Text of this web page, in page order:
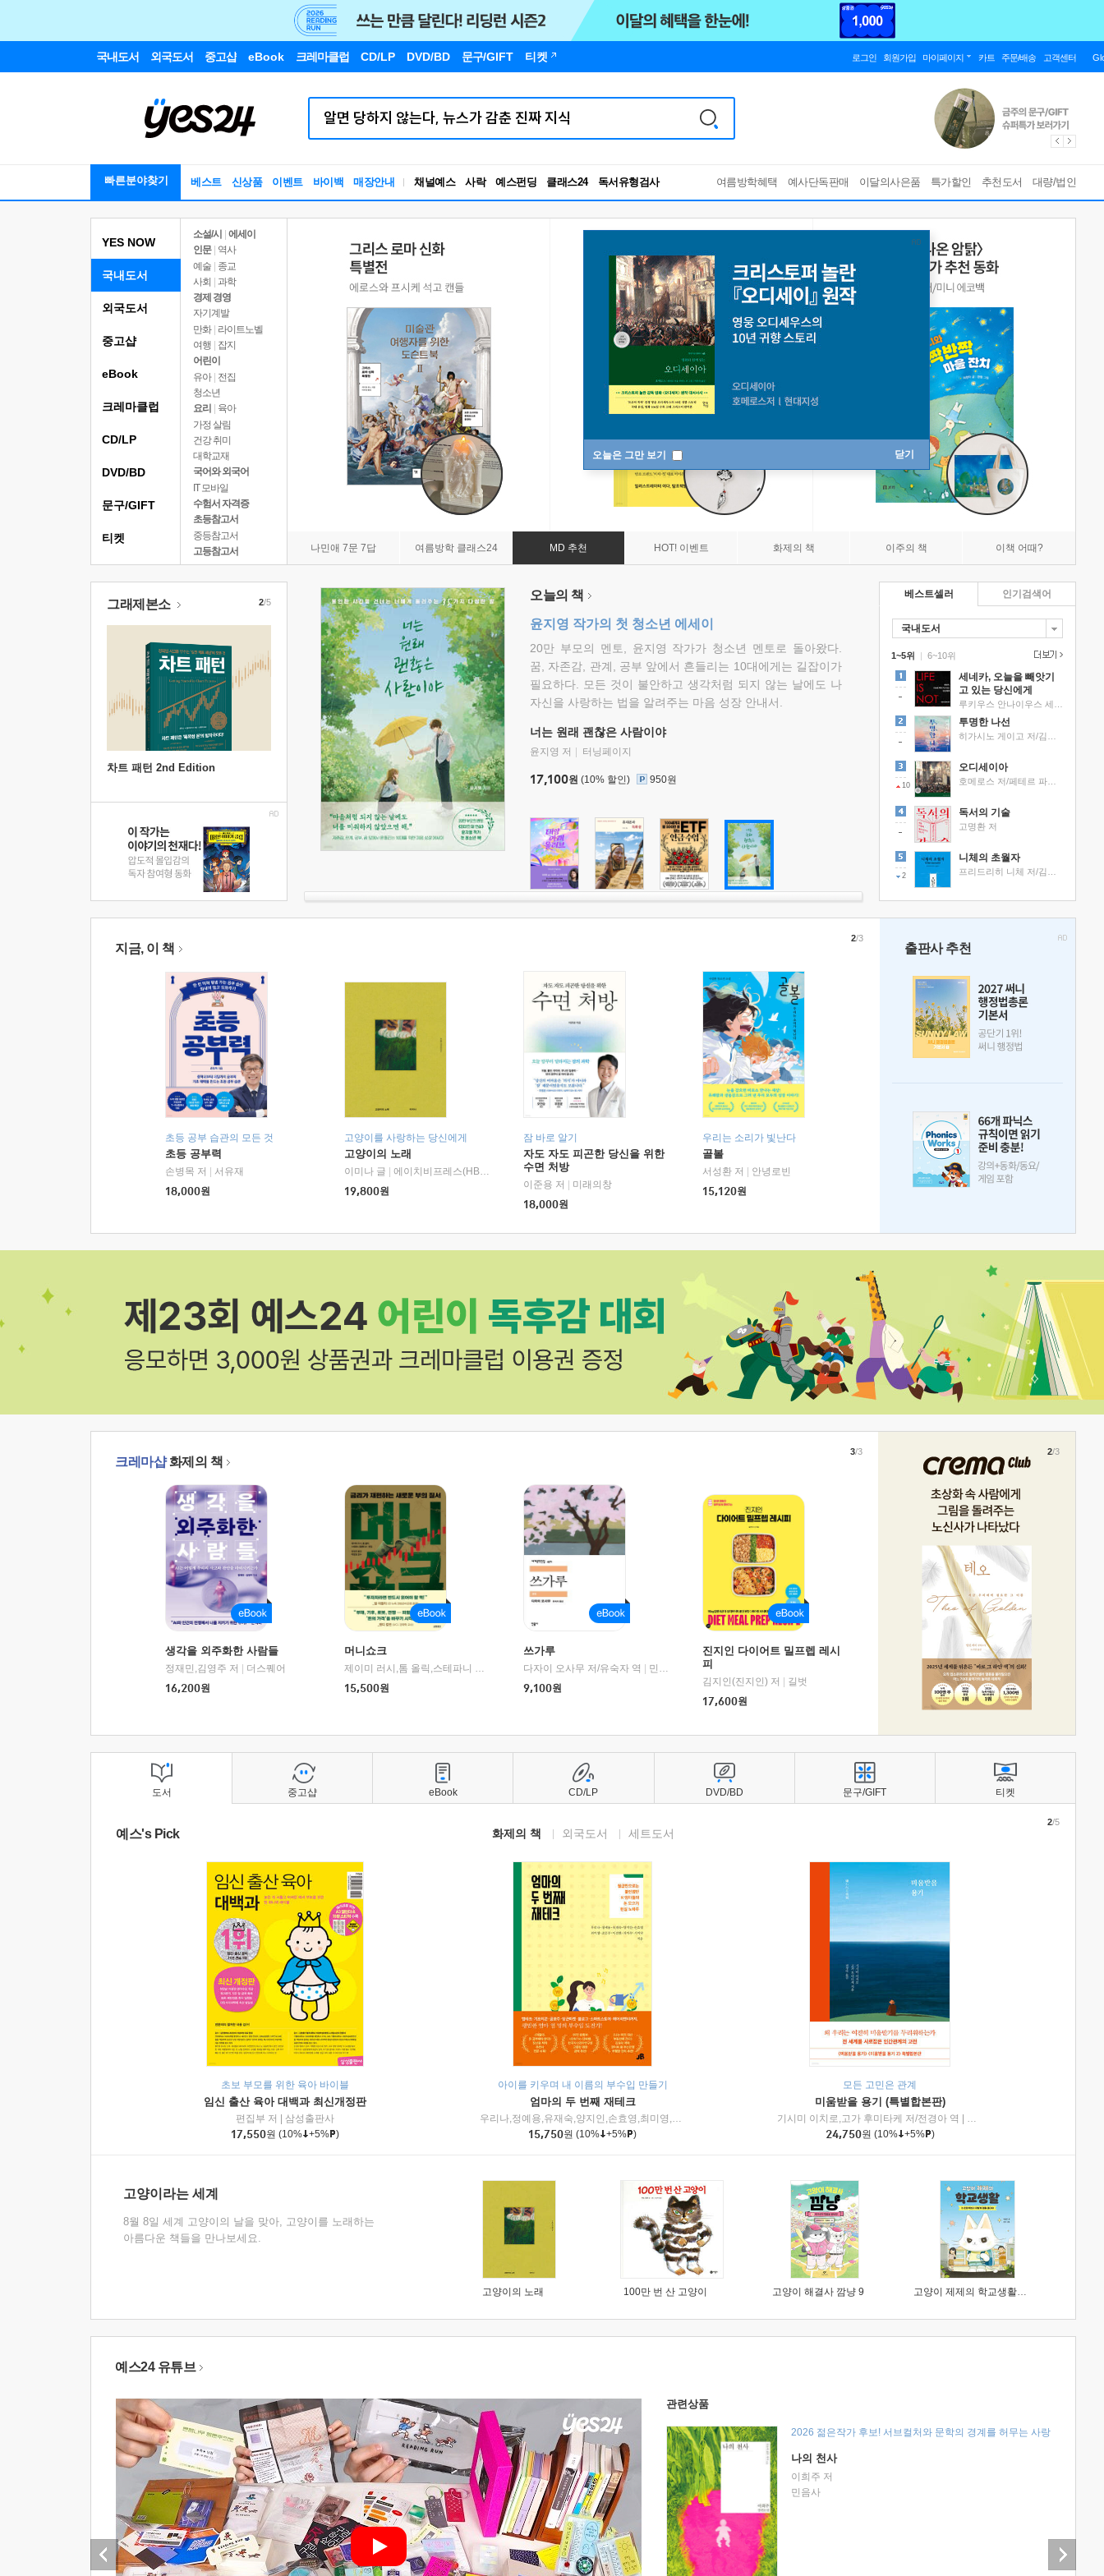
국내도서 외국도서 중고샵 eBook 크레마클럽 CD/LP DVD/BD 문구/GIFT 티켓 로그인 회원가입 마이페이지 카트 주문/배송 고객센터
빠른분야찾기 베스트 신상품 이벤트 바이백 매장안내 채널예스 사락 예스펀딩 클래스24
독서유형검사
RBTI Lab
독서유형검사
여름방학혜택 예사단독판매 이달의사은품 특가할인 추천도서 대량/법인
오늘은 그만 보기 닫기
YES NOW
국내도서
소설/시
에세이
인문
역사
예술 | 종교
사회 | 과학
경제 경영
자기계발
만화 | 라이트노벨
여행
잡지
어린이
유아 | 전집
청소년
요리
육아
가정 살림
건강 취미
대학교재
국어와 외국어
IT 모바일
수험서 자격증
초등참고서
중등참고서
고등참고서
나민애 7문 7답 여름방학 클래스24 MD 추천 HOT! 이벤트 화제의 책 이주의 책 이책 어때?
외국도서
중고샵
eBook
크레마클럽
CD/LP
DVD/BD
문구/GIFT
티켓
그래제본소
차트 패턴 2nd Edition
2/5 오늘의 책
윤지영 작가의 첫 청소년 에세이
20만 부모의 멘토, 윤지영 작가가 청소년 멘토로 돌아왔다.
꿈, 자존감, 관계, 공부 앞에서 흔들리는 10대에게는 길잡이가
필요하다. 모든 것이 불안하고 생각처럼 되지 않는 날에도 나
자신을 사랑하는 법을 알려주는 마음 성장 안내서.
너는 원래 괜찮은 사람이야
윤지영 저 터닝페이지
17,100원 (10% 할인) 950원
베스트셀러
국내도서
1~5위 |
세네카, 오늘을 빼앗기
고 있는 당신에게
투명한 나선
10
오디세이아
독서의 기술
고명환 저
2
니체의 초월자
6~10위
인기검색어
지금, 이 책
초등 공부 습관의 모든 것
초등 공부력
손병목 저
서유재
18,000원
고양이를 사랑하는 당신에게
고양이의 노래
이미나 글
에이치비프레스(HBPRESS)
19,800원
잠 바로 알기
자도 자도 피곤한 당신을 위한
수면 처방
이준용 저
미래의창
18,000원
우리는 소리가 빛난다
골볼
서성환 저
안녕로빈
15,120원
2/3
출판사 추천
크레마샵화제의 책
생각을 외주화한 사람들
정재민,김영주 저
더스퀘어
16,200원
머니쇼크
제이미 러시,톰 올릭,스테파니 플랜더스 편저/임경은 역/박정호 감수 |
교보문고
15,500원
쓰가루
다자이 오사무 저/유숙자 역
민음사
9,100원
진지인 다이어트 밀프렙 레시
피
김지인(진지인) 저
길벗
17,600원
3/3 2/3
도서
예스's Pick 화제의 책 외국도서 세트도서
초보 부모를 위한 육아 바이블
임신 출산 육아 대백과 최신개정판
편집부 저
삼성출판사
17,550원 (10% +5% )
아이를 키우며 내 이름의 부수입 만들기
엄마의 두 번째 재테크
우리나,정예용,유재숙,양지인,손효영,최미영,조민주,이진현,차미숙,서미숙 저 | 제이브리즈북스
15,750원 (10% +5% )
모든 고민은 관계
미움받을 용기 (특별합본판)
기시미 이치로,고가 후미타케 저/전경아 역
인플루엔셜
24,750원 (10% +5% )
2/5
고양이라는 세계
8월 8일 세계 고양이의 날을 맞아, 고양이를 노래하는
아름다운 책들을 만나보세요.
고양이의 노래 100만 번 산 고양이 고양이 해결사 깜냥 9 고양이 제제의 학교생활 1 : 초등학생이 이렇게 힘들 줄이야
중고샵 eBook CD/LP DVD/BD 문구/GIFT 티켓
예스24 유튜브
관련상품
2026 젊은작가 후보! 서브컬처와 문학의 경계를 허무는 사랑
나의 천사
이희주 저
민음사